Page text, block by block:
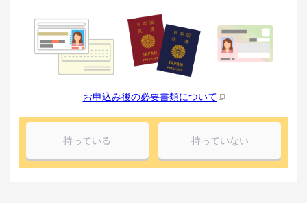
お申込み後の必要書類について
持っている 持っていない